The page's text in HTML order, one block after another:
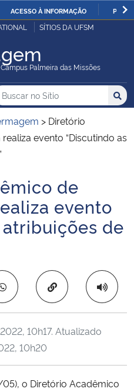
IR
O
ACESSO À INFORMAÇÃO
e Comunicações
SÍTIOS DA UFSM
Palmeira das Missões
Sítio no no Sítio
> Diretório
evento “Discutindo as
de
evento
de
Copiar para área
10h17. Atualizado
10h20
o Diretório Acadêmico